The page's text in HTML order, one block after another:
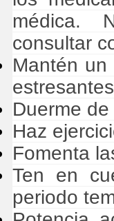
médica.
consultar
Mantén un
Duerme
Haz
Fomenta
Ten en
periodo